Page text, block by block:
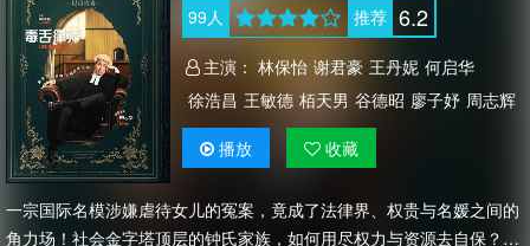
99人 推荐 6.2
主演： 林保怡 谢君豪 王丹妮 何启华
徐浩昌 王敏德 栢天男 谷德昭 廖子妤 周志辉
黄子华 陈郁宪 甄懋强 洪林小湛
杨偲泳 麦子云 韩毓霞 莫然
播放 收藏
一宗国际名模涉嫌虐待女儿的冤案，竟成了法律界、权贵与名媛之间的
角力场！社会金字塔顶层的钟氏家族，如何用尽权力与资源去自保？以